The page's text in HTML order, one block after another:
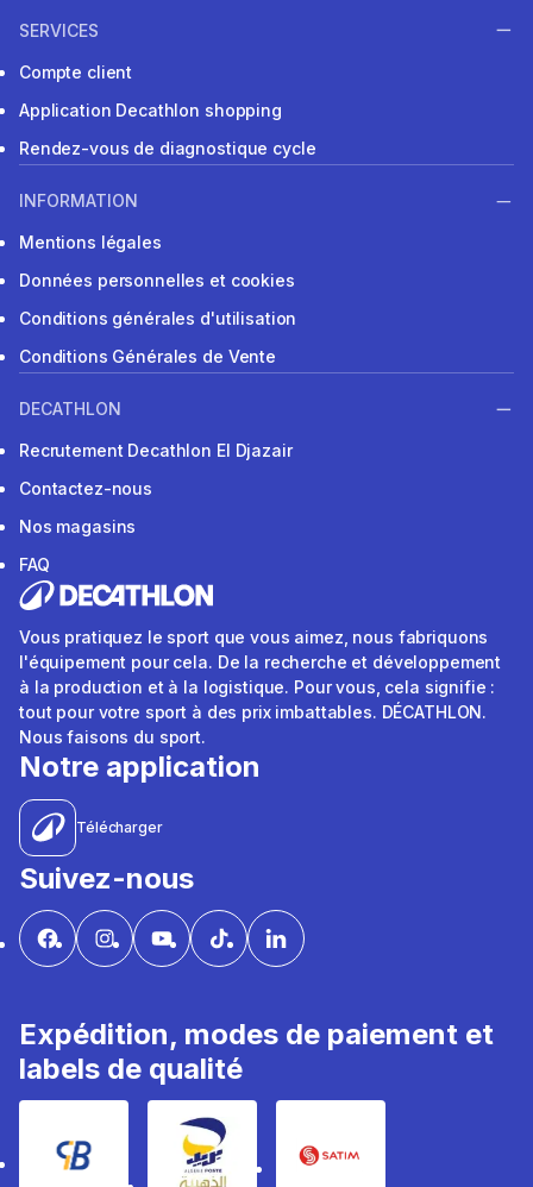
SERVICES
Compte client
Application Decathlon shopping
Rendez-vous de diagnostique cycle
INFORMATION
Mentions légales
Données personnelles et cookies
Conditions générales d'utilisation
Conditions Générales de Vente
DECATHLON
Recrutement Decathlon El Djazair
Contactez-nous
Nos magasins
FAQ
Vous pratiquez le sport que vous aimez, nous fabriquons
l'équipement pour cela. De la recherche et développement
à la production et à la logistique. Pour vous, cela signifie :
tout pour votre sport à des prix imbattables. DÉCATHLON.
Nous faisons du sport.
Notre application
Télécharger
Suivez-nous
Expédition, modes de paiement et
labels de qualité